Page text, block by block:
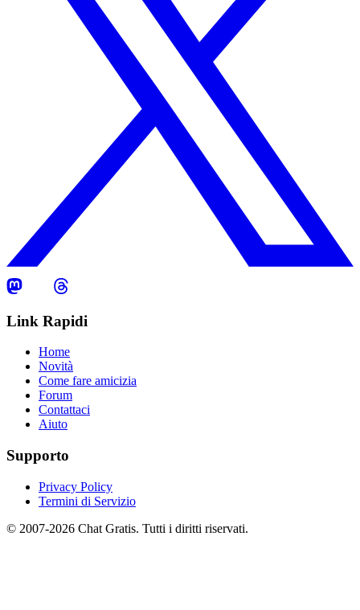
Link Rapidi
Home
Novità
Come fare amicizia
Forum
Contattaci
Aiuto
Supporto
Privacy Policy
Termini di Servizio
© 2007-2026 Chat Gratis. Tutti i diritti riservati.